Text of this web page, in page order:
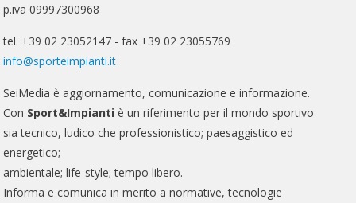
p.iva 09997300968
tel. +39 02 23052147 - fax +39 02 23055769
info@sporteimpianti.it
SeiMedia è aggiornamento, comunicazione e informazione.
Con Sport&Impianti è un riferimento per il mondo sportivo
sia tecnico, ludico che professionistico; paesaggistico ed
energetico;
ambientale; life-style; tempo libero.
Informa e comunica in merito a normative, tecnologie